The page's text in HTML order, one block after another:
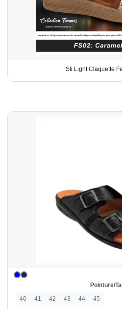
Sti Light Claquette
Pointure/
40
41 42 43 44 45